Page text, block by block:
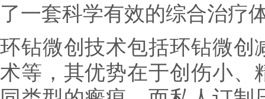
了一套科学有效的综合治疗
环钻微创技术包括环钻微创
术等，其优势在于创伤小、